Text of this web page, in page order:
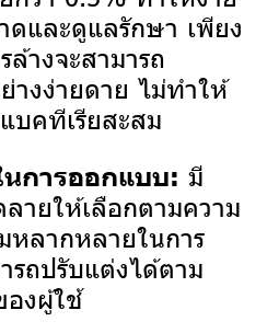
ดและดูแลรักษา เพียง
างจะสามารถ
างง่ายดาย ไม่ทำให้
บคทีเรียสะสม
การออกแบบ: มี
ายให้เลือกตามความ
หลากหลายในการ
รถปรับแต่งได้ตาม
องผู้ใช้